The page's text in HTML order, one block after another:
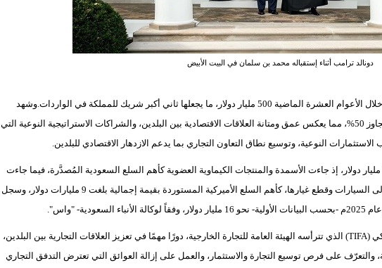
دونالد ترامب أثناء إستقباله محمد بن سلمان في البيت الأبيض
تجاوز حجم التبادل التجاري بين السعودية وأميركا خلال الأعوام العشرة الماضية 500 مليار دولار، ما يجعلها ثاني أكبر شريك للمملكة في الواردات.وشهد
حجم التبادل التجاري منذ عام 2020م معدل نموٍّ يتجاوز 50%، مما يعكس عمق ومتانة العلاقات الاقتصادية بين البلدين، والشراكات الاستراتيجية النوعية التي
النوعية، وتوسيع نطاق التعاون التجاري بما يدعم الازدهار الاقتصادي للبلدين.
عام 2024م، بلغ حجم التبادل التجاري نحو 33 مليار دولار، إذ جاءت الأسمدة والمنتجات الكيماوية العضوية كأهم السلع السعودية المُصدَّرة، فيما جاءت
المراجل والآلات والأجهزة والأدوات الآلية، إضافة إلى السيارات وقطع غيارها، كأهم السلع الأميركية المستوردة بقيمة إجمالية بلغت 9 مليارات دولار، وسجل
"واس".
ويؤدي مجلس التجارة والاستثمار السعودي الأميركي (TIFA) الذي تترأسه الهيئة العامة للتجارة الخارجية، دورًا مهمًا في تعزيز العلاقات التجارية بين البلدين،
والتعرّف على فرص توسيع التجارة والاستثمار، والعمل على إزالة العوائق التي تعترض التدفق التجاري